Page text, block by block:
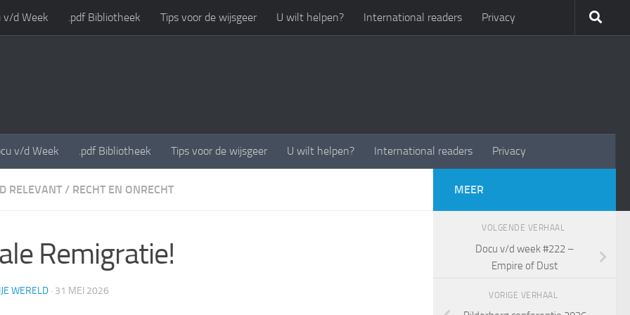
v/d Week .pdf Bibliotheek Tips voor de wijsgeer U wilt helpen? International readers Privacy
v/d Week .pdf Bibliotheek Tips voor de wijsgeer U wilt helpen? International readers Privacy
RELEVANT / RECHT EN ONRECHT
Remigratie!
WERELD · 31 MEI 2026
MEER
VOLGENDE VERHAAL
Docu v/d week #222 –
Empire of Dust
VORIGE VERHAAL